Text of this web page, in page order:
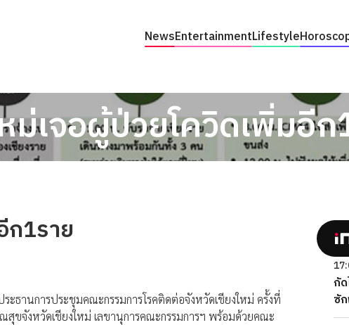
NewsEntertainmentLifestyle
ม่เจอผู้ป่วยโควิดเพิ่มอี
ก1ราย
ะธานการประชุมคณะกรรมการโรคติดต่อจังหวัดเชียงใหม่ ครั้งที่
งหวัดเชียงใหม่ เลขานุการคณะกรรมการฯ พร้อมด้วยคณะ
กั
ซั